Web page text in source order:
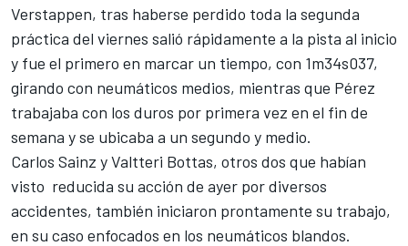
Verstappen, tras haberse perdido toda la segunda
práctica del viernes salió rápidamente a la pista al inicio
y fue el primero en marcar un tiempo, con 1m34s037,
girando con neumáticos medios, mientras que Pérez
trabajaba con los duros por primera vez en el fin de
semana y se ubicaba a un segundo y medio.
Carlos Sainz yValtteri Bottas, otros dos que habían
visto reducida su acción de ayer por diversos
accidentes, también iniciaron prontamente su trabajo,
en su caso enfocados en los neumáticos blandos.